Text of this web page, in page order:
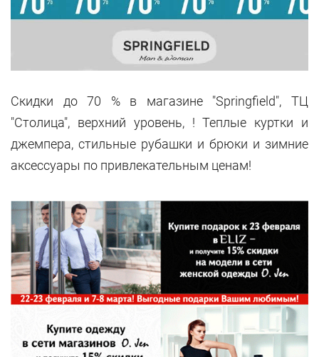
Скидки до 70 % в магазине "Springfield", ТЦ
"Столица", верхний уровень, ! Теплые куртки и
джемпера, стильные рубашки и брюки и зимние
аксессуары по привлекательным ценам!